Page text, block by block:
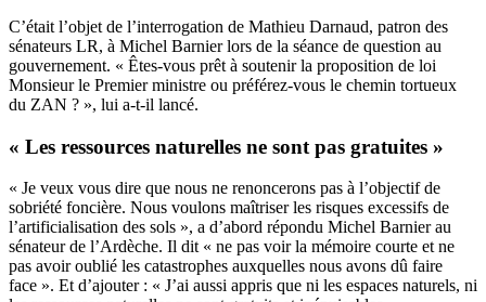
C’était l’objet de l’interrogation de Mathieu Darnaud, patron des
sénateurs LR, à Michel Barnier lors de la séance de question au
gouvernement. « Êtes-vous prêt à soutenir la proposition de loi
Monsieur le Premier ministre ou préférez-vous le chemin tortueux
du ZAN ? », lui a-t-il lancé.
« Les ressources naturelles ne sont pas gratuites »
« Je veux vous dire que nous ne renoncerons pas à l’objectif de
sobriété foncière. Nous voulons maîtriser les risques excessifs de
l’artificialisation des sols », a d’abord répondu Michel Barnier au
sénateur de l’Ardèche. Il dit « ne pas voir la mémoire courte et ne
pas avoir oublié les catastrophes auxquelles nous avons dû faire
face ». Et d’ajouter : « J’ai aussi appris que ni les espaces naturels, ni